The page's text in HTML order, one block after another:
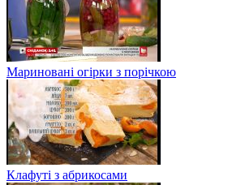
Мариновані огірки з порічкою
Клафуті з абрикосами